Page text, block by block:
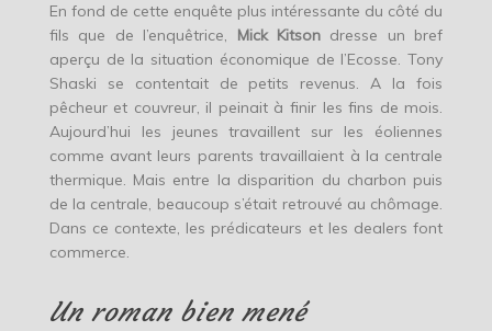
En fond de cette enquête plus intéressante du côté du
fils que de l’enquêtrice, Mick Kitsondresse un bref
aperçu de la situation économique de l’Ecosse. Tony
Shaski se contentait de petits revenus. A la fois
pêcheur et couvreur, il peinait à finir les fins de mois.
Aujourd’hui les jeunes travaillent sur les éoliennes
comme avant leurs parents travaillaient à la centrale
thermique. Mais entre la disparition du charbon puis
de la centrale, beaucoup s’était retrouvé au chômage.
Dans ce contexte, les prédicateurs et les dealers font
commerce.
Un roman bien mené